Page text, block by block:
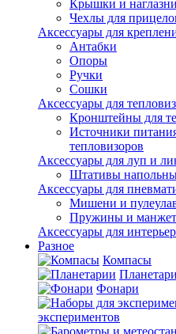
Крышки и
Чехлы для
Аксессуары для
Антабки
Опоры
Ручки
Сошки
Аксессуары для
Кронштейны для
Источники
тепловизоров
Аксессуары для луп и
Штативы
Аксессуары для
Мишени и
Пружины и
Аксессуары для
Разное
Компасы
Фонари
экспериментов